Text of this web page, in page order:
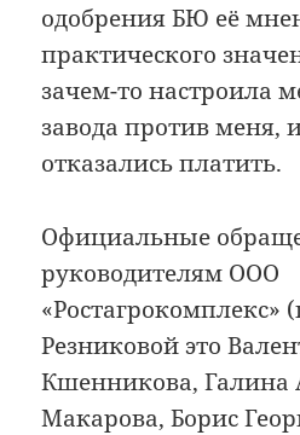
одобрения БЮ её
практического
зачем-то настроила
завода против меня,
отказались платить.
Официальные
руководителям ООО
Резниковой это
Кшенникова, Галина
Макарова, Борис